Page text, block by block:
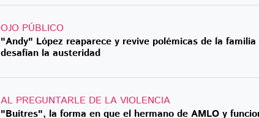
OJO PÚBLICO
"Andy" López reaparece y revive polémicas de la
desafían la austeridad
AL PREGUNTARLE DE LA VIOLENCIA
"Buitres", la forma en que el hermano de AMLO y